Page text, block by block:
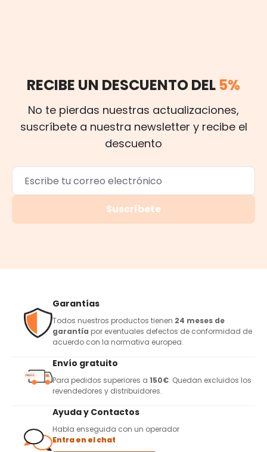
RECIBE UN DESCUENTO DEL 5%
No te pierdas nuestras actualizaciones,
suscríbete a nuestra newsletter y recibe el
descuento
Suscríbete
Garantías
Todos nuestros productos tienen 24 meses de
garantía por eventuales defectos de conformidad de
acuerdo con la normativa europea.
Envío gratuito
Para pedidos superiores a 150€. Quedan excluidos los
revendedores y distribuidores.
Ayuda y Contactos
Habla enseguida con un operador
Entra en el chat